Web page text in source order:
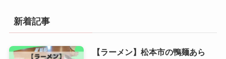
新着記事
【ラーメン】松本市の鴨麺あら